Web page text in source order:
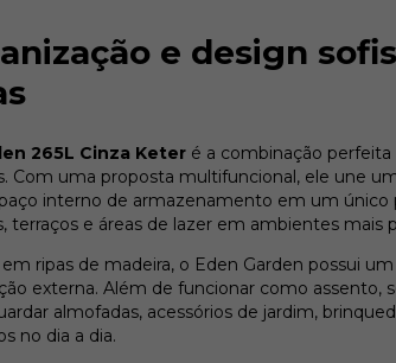
e design
265L Cinza Keter é a combinação
Com uma proposta multifuncional, ele une
interno de armazenamento em um único
terraços e áreas de lazer em ambientes mais
ripas de madeira, o Eden Garden possui
externa. Além de funcionar como assento,
almofadas, acessórios de jardim,
no dia a dia.